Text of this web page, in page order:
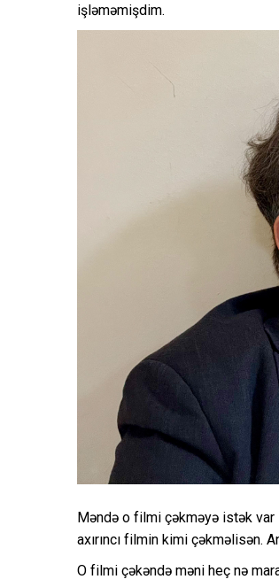
işləməmişdim.
Məndə o filmi çəkməyə istək
axırıncı filmin kimi çəkməlisən.
O filmi çəkəndə məni heç nə